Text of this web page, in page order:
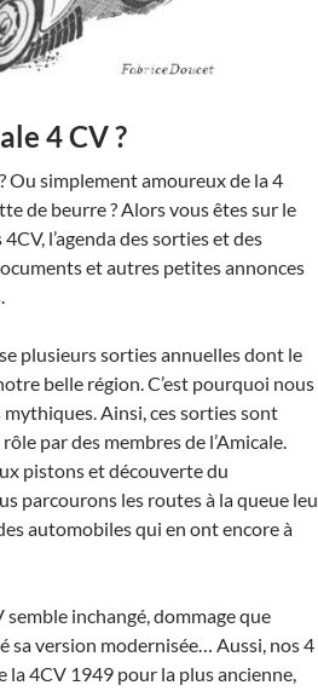
4 CV ?
Ou simplement amoureux de la 4
de beurre ? Alors vous êtes sur le
l’agenda des sorties et des
et autres petites annonces
plusieurs sorties annuelles dont le
belle région. C’est pourquoi nous
Ainsi, ces sorties sont
par des membres de l’Amicale.
pistons et découverte du
parcourons les routes à la queue leu
automobiles qui en ont encore à
inchangé, dommage que
sa version modernisée… Aussi, nos 4
la 4CV 1949 pour la plus ancienne,